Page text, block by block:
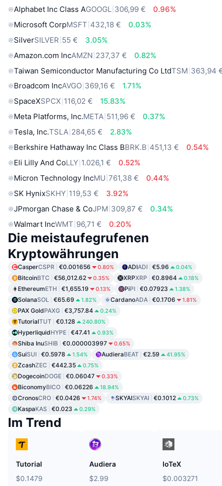
Alphabet Inc Class AGOOGL 306,99 €
0.96%
Microsoft CorpMSFT 432,18 €
0.03%
SilverSILVER 55 €
3.05%
Amazon.com IncAMZN 237,37 €
0.82%
Taiwan Semiconductor Manufacturing Co LtdTSM 363,94
Broadcom IncAVGO 369,16 €
1.71%
SpaceXSPCX 116,02 €
15.83%
Meta Platforms, Inc.META 511,96 €
0.37%
Tesla, Inc.TSLA 284,65 €
2.83%
Berkshire Hathaway Inc Class BBRK.B 451,13 €
0.54%
Eli Lilly And CoLLY 1.026,1 €
0.52%
Micron Technology IncMU 761,38 €
0.44%
SK HynixSKHY 119,53 €
3.92%
JPmorgan Chase & CoJPM 309,87 €
0.34%
Walmart IncWMT 96,71 € 0.20%
Die meistaufegrufenen
Kryptowährungen
CasperCSPR €0.001656 0.80% ADIADI €5.96 0.04%
BitcoinBTC €56,012.62 0.35% XRPXRP €0.8964 0.18%
EthereumETH €1,655.19 0.13% PiPI €0.07923 1.38%
SolanaSOL €65.69 1.82% CardanoADA €0.1706 1.81%
PAX GoldPAXG €3,757.84 0.24%
TutorialTUT €0.128 240.80%
HyperliquidHYPE €47.41 0.93%
Shiba InuSHIB €0.000003997 0.65%
SuiSUI €0.5978 1.54% AudieraBEAT €2.59 41.95%
ZcashZEC €442.35 0.75%
DogecoinDOGE €0.06047 0.33%
BiconomyBICO €0.06226 18.94%
CronosCRO €0.0426 1.74% SKYAISKYAI €0.1012 0.73%
KaspaKAS €0.023 0.29%
Im Trend
Tutorial
$0.1479
Audiera
$2.99
IoTeX
$0.003271